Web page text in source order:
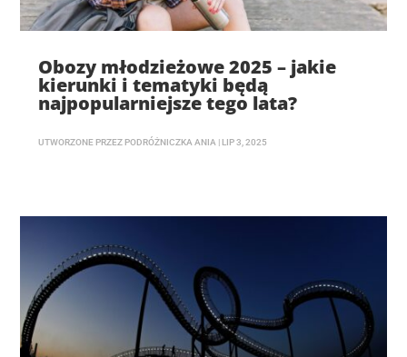
Obozy młodzieżowe 2025 – jakie
kierunki i tematyki będą
najpopularniejsze tego lata?
UTWORZONE PRZEZ PODRÓŻNICZKA ANIA | LIP 3, 2025